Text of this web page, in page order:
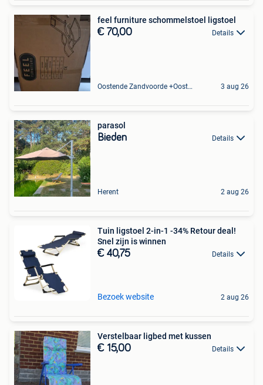
feel furniture schommelstoel ligstoel
€ 70,00 Details
Oostende Zandvoorde +Oostende 3 aug 26
parasol
Bieden Details
Herent 2 aug 26
Tuin ligstoel 2-in-1 -34% Retour deal!
Snel zijn is winnen
€ 40,75 Details
Bezoek website 2 aug 26
Verstelbaar ligbed met kussen
€ 15,00 Details